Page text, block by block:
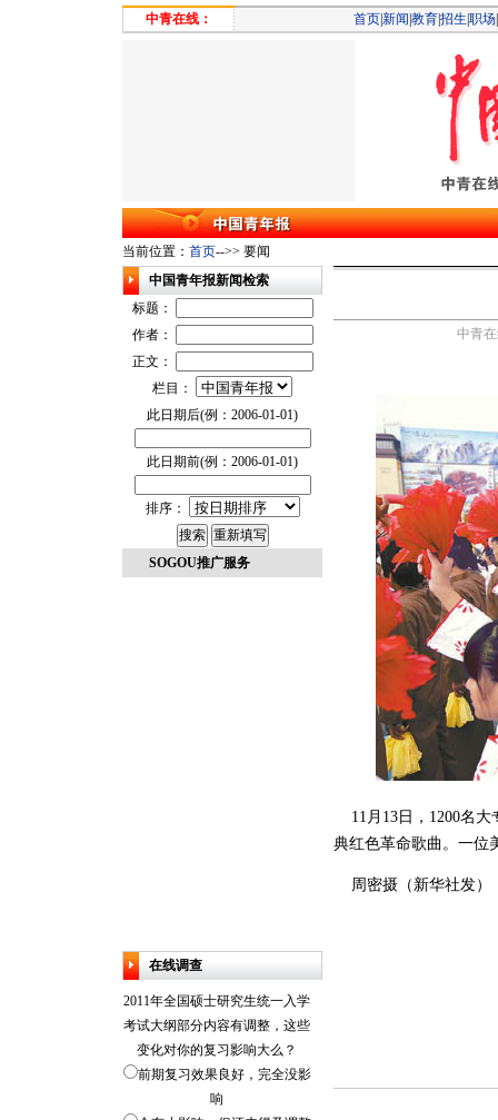
中青在线： 首页新闻 教育招生 职场
当前位置： 首页-->> 要闻
中青
11月13日，1200名大
典红色革命歌曲。一位
周密摄（新华社发）
中国青年报新闻检索
标题：
作者：
正文：
栏目：
此日期后(例：2006-01-01)
此日期前(例：2006-01-01)
排序：
SOGOU推广服务
在线调查
2011年全国硕士研究生统一入学
考试大纲部分内容有调整，这些
变化对你的复习影响大么？
前期复习效果良好，完全没影
响